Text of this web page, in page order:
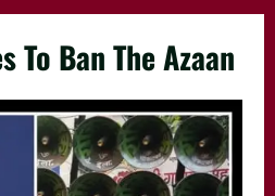
To Ban The Azaan